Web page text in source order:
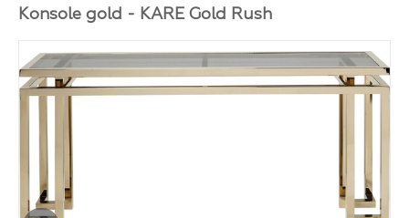
Bildergalerie überspringen
Konsole gold - KARE Gold Rush